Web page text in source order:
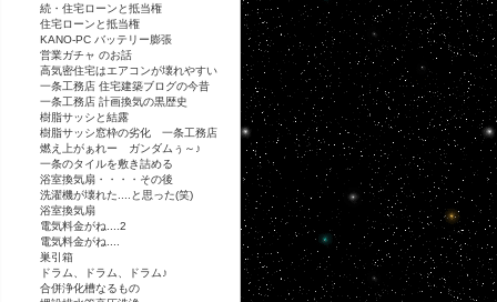
続・住宅ローンと抵当権
住宅ローンと抵当権
KANO-PC バッテリー膨張
営業ガチャ のお話
高気密住宅はエアコンが壊れやすい
一条工務店 住宅建築ブログの今昔
一条工務店 計画換気の黒歴史
樹脂サッシと結露
樹脂サッシ窓枠の劣化 一条工務店
燃え上がぁれー ガンダムぅ～♪
一条のタイルを敷き詰める
浴室換気扇・・・・その後
洗濯機が壊れた....と思った(笑)
浴室換気扇
電気料金がね....2
電気料金がね....
巣引箱
ドラム、ドラム、ドラム♪
合併浄化槽なるもの